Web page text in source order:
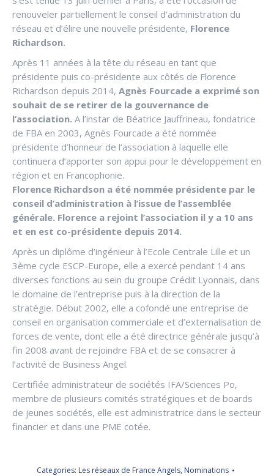
renouveler partiellement le conseil d’administration du
réseau et d’élire une nouvelle présidente, Florence
Richardson.
Après 11 années à la tête du réseau en tant que
présidente puis co-présidente aux côtés de Florence
Richardson depuis 2014, Agnès Fourcade a exprimé son
souhait de se retirer de la gouvernance de
l’association. A l’instar de Béatrice Jauffrineau, fondatrice
de FBA en 2003, Agnès Fourcade a été nommée
présidente d’honneur de l’association à laquelle elle
continuera d’apporter son appui pour le développement en
région et en Francophonie.
Florence Richardson a été nommée présidente par le
conseil d’administration à l’issue de l’assemblée
générale. Florence a rejoint l’association il y a 10 ans
et en est co-présidente depuis 2014.
Après un diplôme d’ingénieur à l’Ecole Centrale Lille et un
3ème cycle ESCP-Europe, elle a exercé pendant 14 ans
diverses fonctions au sein du groupe Crédit Lyonnais, dans
le domaine de l’entreprise puis à la direction de la
stratégie. Début 2002, elle a cofondé une entreprise de
conseil en organisation commerciale et d’externalisation de
forces de vente, dont elle a été directrice générale jusqu’à
fin 2008 avant de rejoindre FBA et de se consacrer à
l’activité de Business Angel.
Certifiée administrateur de sociétés IFA/Sciences Po,
membre de plusieurs comités stratégiques et de boards
de jeunes sociétés, elle est administratrice dans le secteur
financier et dans une PME cotée.
Categories: Les réseaux de France Angels, Nominations